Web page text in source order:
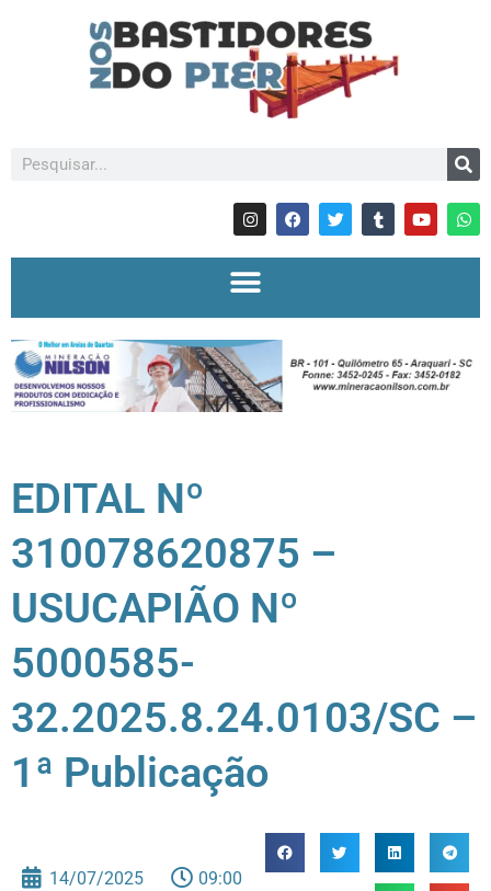
EDITAL Nº
310078620875 –
USUCAPIÃO Nº
5000585-
32.2025.8.24.0103/SC –
1ª Publicação
14/07/2025 09:00